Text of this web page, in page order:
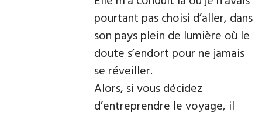
pourtant pas choisi d’aller, dans
son pays plein de lumière où le
doute s’endort pour ne jamais
se réveiller.
Alors, si vous décidez
d’entreprendre le voyage, il